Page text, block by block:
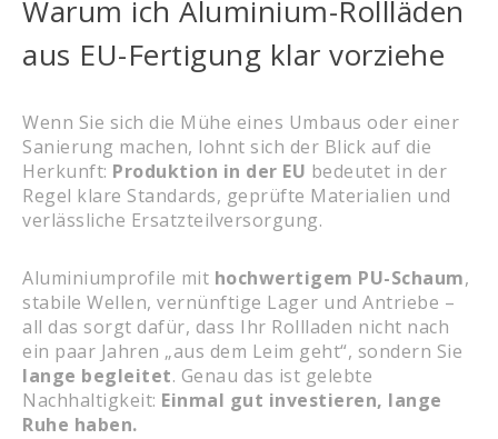
Warum ich Aluminium-Rollläden
aus EU-Fertigung klar vorziehe
Wenn Sie sich die Mühe eines Umbaus oder einer
Sanierung machen, lohnt sich der Blick auf die
Herkunft: Produktion in der EU bedeutet in der
Regel klare Standards, geprüfte Materialien und
verlässliche Ersatzteilversorgung.
Aluminiumprofile mit hochwertigem PU-Schaum,
stabile Wellen, vernünftige Lager und Antriebe –
all das sorgt dafür, dass Ihr Rollladen nicht nach
ein paar Jahren „aus dem Leim geht“, sondern Sie
lange begleitet. Genau das ist gelebte
Nachhaltigkeit: Einmal gut investieren, lange
Ruhe haben.